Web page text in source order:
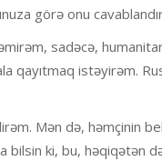
görə onu
sadəcə,
qayıtmaq istəyirəm.
Mən də, həmçinin
bilsin ki, bu, həqiqətən